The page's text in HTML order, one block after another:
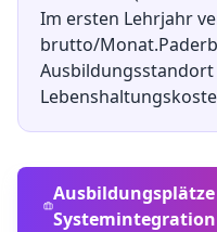
Im ersten Lehrjahr
brutto/Monat.
Ausbildungsstandort
Systemintegration